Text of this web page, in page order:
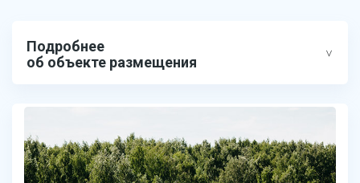
Подробнее
об объекте размещения